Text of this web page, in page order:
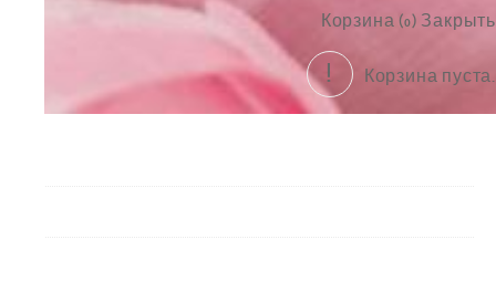
Корзина (0) Закрыть
Корзина пуста.